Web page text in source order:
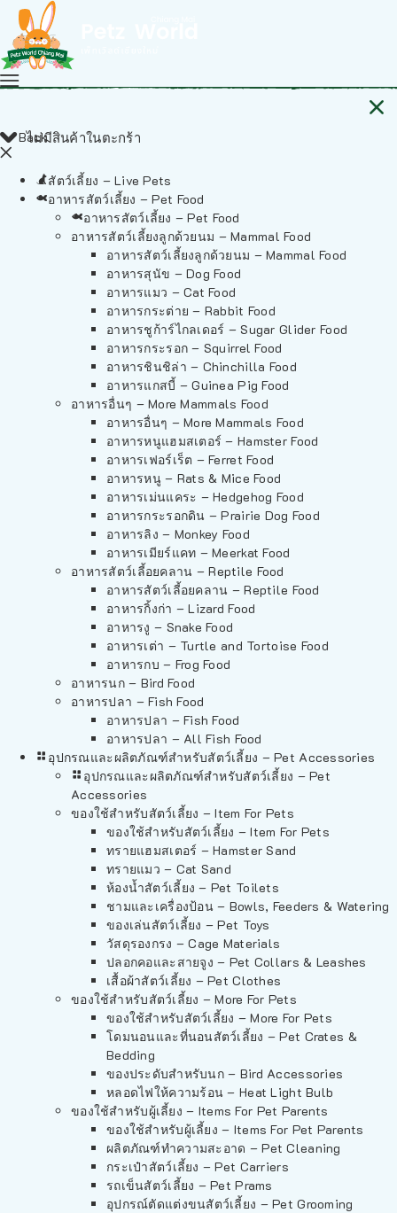
ไม่มีสินค้าในตะกร้า
Back
สัตว์เลี้ยง – Live Pets
อาหารสัตว์เลี้ยง – Pet Food
อาหารสัตว์เลี้ยง – Pet Food
อาหารสัตว์เลี้ยงลูกด้วยนม – Mammal Food
อาหารสัตว์เลี้ยงลูกด้วยนม – Mammal Food
อาหารสุนัข – Dog Food
อาหารแมว – Cat Food
อาหารกระต่าย – Rabbit Food
อาหารชูก้าร์ไกลเดอร์ – Sugar Glider Food
อาหารกระรอก – Squirrel Food
อาหารชินชิล่า – Chinchilla Food
อาหารแกสบี้ – Guinea Pig Food
อาหารอื่นๆ – More Mammals Food
อาหารอื่นๆ – More Mammals Food
อาหารหนูแฮมสเตอร์ – Hamster Food
อาหารเฟอร์เร็ต – Ferret Food
อาหารหนู – Rats & Mice Food
อาหารเม่นแคระ – Hedgehog Food
อาหารกระรอกดิน – Prairie Dog Food
อาหารลิง – Monkey Food
อาหารเมียร์แคท – Meerkat Food
อาหารสัตว์เลี้อยคลาน – Reptile Food
อาหารสัตว์เลี้อยคลาน – Reptile Food
อาหารกิ้งก่า – Lizard Food
อาหารงู – Snake Food
อาหารเต่า – Turtle and Tortoise Food
อาหารกบ – Frog Food
อาหารนก – Bird Food
อาหารปลา – Fish Food
อาหารปลา – Fish Food
อาหารปลา – All Fish Food
อุปกรณและผลิตภัณฑ์สำหรับสัตว์เลี้ยง – Pet Accessories
อุปกรณและผลิตภัณฑ์สำหรับสัตว์เลี้ยง – Pet
Accessories
ของใช้สำหรับสัตว์เลี้ยง – Item For Pets
ของใช้สำหรับสัตว์เลี้ยง – Item For Pets
ทรายแฮมสเตอร์ – Hamster Sand
ทรายแมว – Cat Sand
ห้องน้ำสัตว์เลี้ยง – Pet Toilets
ชามและเครื่องป้อน – Bowls, Feeders & Watering
ของเล่นสัตว์เลี้ยง – Pet Toys
วัสดุรองกรง – Cage Materials
ปลอกคอและสายจูง – Pet Collars & Leashes
เสื้อผ้าสัตว์เลี้ยง – Pet Clothes
ของใช้สำหรับสัตว์เลี้ยง – More For Pets
ของใช้สำหรับสัตว์เลี้ยง – More For Pets
โดมนอนและที่นอนสัตว์เลี้ยง – Pet Crates &
Bedding
ของประดับสำหรับนก – Bird Accessories
หลอดไฟให้ความร้อน – Heat Light Bulb
ของใช้สำหรับผู้เลี้ยง – Items For Pet Parents
ของใช้สำหรับผู้เลี้ยง – Items For Pet Parents
ผลิตภัณฑ์ทำความสะอาด – Pet Cleaning
กระเป๋าสัตว์เลี้ยง – Pet Carriers
รถเข็นสัตว์เลี้ยง – Pet Prams
อุปกรณ์ตัดแต่งขนสัตว์เลี้ยง – Pet Grooming